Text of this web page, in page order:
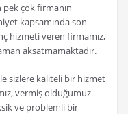
çok firmanın
kapsamında son
hizmeti veren firmamız,
aksatmamaktadır.
sizlere kaliteli bir hizmet
vermiş olduğumuz
ve problemli bir